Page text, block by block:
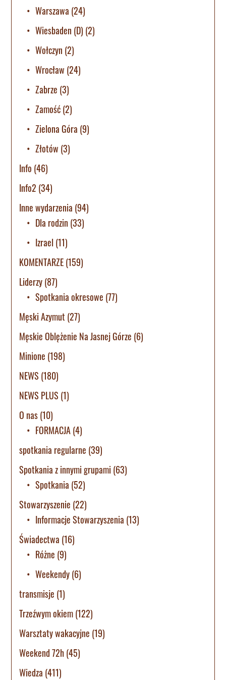
Warszawa (24)
Wiesbaden (D) (2)
Wołczyn (2)
Wrocław (24)
Zabrze (3)
Zamość(2)
Zielona Góra (9)
Złotów (3)
Info (46)
Info2 (34)
Inne wydarzenia (94)
Dla rodzin (33)
Izrael (11)
KOMENTARZE(159)
Liderzy(87)
Spotkania okresowe (77)
Męski Azymut (27)
Męskie Oblężenie Na Jasnej Górze (6)
Minione (198)
NEWS (180)
NEWS PLUS (1)
O nas(10)
FORMACJA(4)
spotkania regularne (39)
Spotkania z innymi grupami (63)
Spotkania (52)
Stowarzyszenie (22)
Informacje Stowarzyszenia (13)
Świadectwa (16)
Różne (9)
Weekendy(6)
transmisje (1)
Trzeźwym okiem(122)
Warsztaty wakacyjne (19)
Weekend 72h(45)
Wiedza (411)